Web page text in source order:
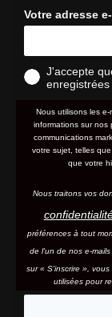
Votre adresse
J'accepte
Nous utilisons les
informations sur nos
communications
votre sujet, telles
que votre
Nous traitons vos
préférences à tout
de l'un de nos e-
sur « S'inscrire »,
utilisées pour